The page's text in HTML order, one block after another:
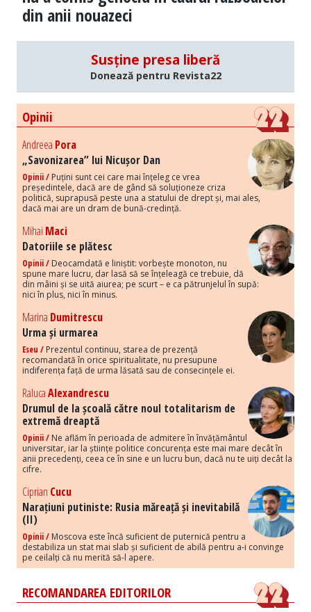
din anii nouazeci
Susține presa liberă
Donează pentru Revista22
Opinii
Andreea Pora
„Savonizarea” lui Nicușor Dan
Opinii / Puțini sunt cei care mai înțeleg ce vrea
președintele, dacă are de gând să soluționeze criza
politică, suprapusă peste una a statului de drept și, mai ales,
dacă mai are un dram de bună-credință.
Mihai Maci
Datoriile se plătesc
Opinii / Deocamdată e liniștit: vorbește monoton, nu
spune mare lucru, dar lasă să se înțeleagă ce trebuie, dă
din mâini și se uită aiurea; pe scurt – e ca pătrunjelul în supă:
nici în plus, nici în minus.
Marina Dumitrescu
Urma și urmarea
Eseu / Prezentul continuu, starea de prezență
recomandată în orice spiritualitate, nu presupune
indiferența față de urma lăsată sau de consecințele ei.
RalucaAlexandrescu
Drumul de la școală către noul totalitarism de
extremă dreaptă
Opinii / Ne aflăm în perioada de admitere în învățământul
universitar, iar la științe politice concurența este mai mare decât în
anii precedenți, ceea ce în sine e un lucru bun, dacă nu te uiți decât la
cifre.
Ciprian Cucu
Narațiuni putiniste: Rusia măreață și inevitabilă
(II)
Opinii / Moscova este încă suficient de puternică pentru a
destabiliza un stat mai slab și suficient de abilă pentru a-i convinge
pe ceilalți că nu merită să-l apere.
RECOMANDAREA EDITORILOR